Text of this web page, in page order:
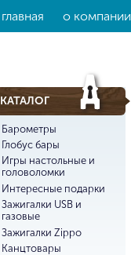
главная о компании
КАТАЛОГ
Барометры
Глобус бары
Игры настольные и
головоломки
Интересные подарки
Зажигалки USB и
газовые
Зажигалки Zippo
Канцтовары